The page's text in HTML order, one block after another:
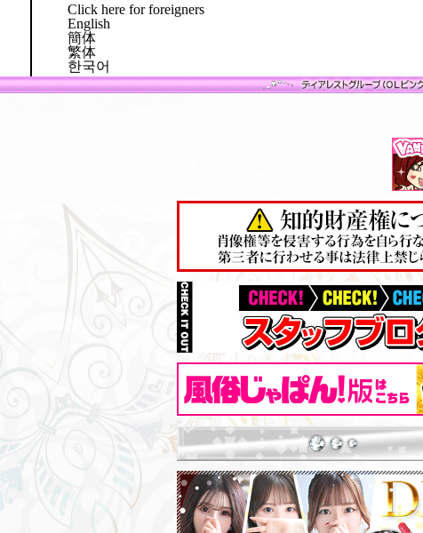
Click here for foreigners
English
簡体
繁体
한국어